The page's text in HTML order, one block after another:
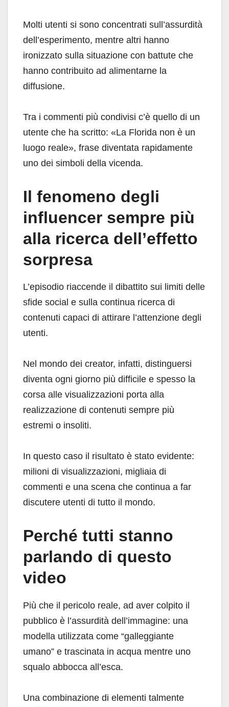
Molti utenti si sono concentrati sull’assurdità
dell’esperimento, mentre altri hanno
ironizzato sulla situazione con battute che
hanno contribuito ad alimentarne la
diffusione.
Tra i commenti più condivisi c’è quello di un
utente che ha scritto: «La Florida non è un
luogo reale», frase diventata rapidamente
uno dei simboli della vicenda.
Il fenomeno degli
influencer sempre più
alla ricerca dell’effetto
sorpresa
L’episodio riaccende il dibattito sui limiti delle
sfide social e sulla continua ricerca di
contenuti capaci di attirare l’attenzione degli
utenti.
Nel mondo dei creator, infatti, distinguersi
diventa ogni giorno più difficile e spesso la
corsa alle visualizzazioni porta alla
realizzazione di contenuti sempre più
estremi o insoliti.
In questo caso il risultato è stato evidente:
milioni di visualizzazioni, migliaia di
commenti e una scena che continua a far
discutere utenti di tutto il mondo.
Perché tutti stanno
parlando di questo
video
Più che il pericolo reale, ad aver colpito il
pubblico è l’assurdità dell’immagine: una
modella utilizzata come “galleggiante
umano” e trascinata in acqua mentre uno
squalo abbocca all’esca.
Una combinazione di elementi talmente